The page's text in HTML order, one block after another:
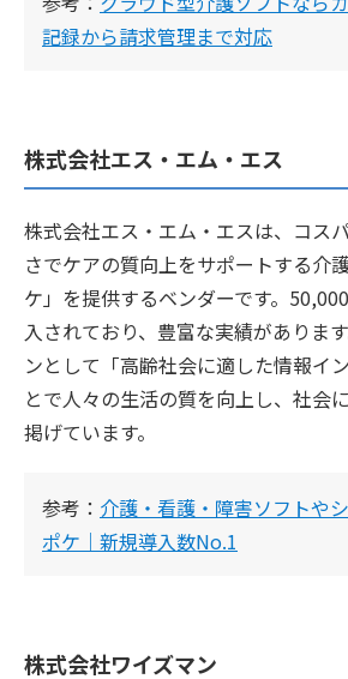
記録から請求管理まで対応
株式会社エス・エム・エス
株式会社エス・エム・エスは、コス
さでケアの質向上をサポートする介
ケ」を提供するベンダーです。
入されており、豊富な実績がありま
ンとして「高齢社会に適した情報イ
とで人々の生活の質を向上し、社会
掲げています。
参考： 介護・看護・障害ソフトや
ポケ｜新規導入数No.1
株式会社ワイズマン